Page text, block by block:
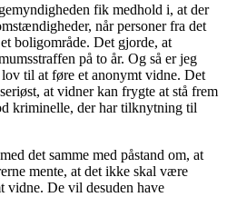
fik medhold i, at der
når personer fra det
boligområde. Det gjorde, at
på to år. Og så er jeg
til at føre et anonymt vidne. Det
at vidner kan frygte at stå frem
kriminelle, der har tilknytning til
det samme med påstand om, at
mente, at det ikke skal være
vidne. De vil desuden have